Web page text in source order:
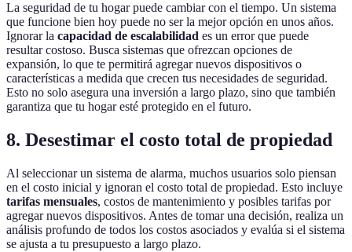
La seguridad de tu hogar puede cambiar con el tiempo. Un sistema
que funcione bien hoy puede no ser la mejor opción en unos años.
Ignorar la capacidad de escalabilidad es un error que puede
resultar costoso. Busca sistemas que ofrezcan opciones de
expansión, lo que te permitirá agregar nuevos dispositivos o
características a medida que crecen tus necesidades de seguridad.
Esto no solo asegura una inversión a largo plazo, sino que también
garantiza que tu hogar esté protegido en el futuro.
8. Desestimar el costo total de propiedad
Al seleccionar un sistema de alarma, muchos usuarios solo piensan
en el costo inicial y ignoran el costo total de propiedad. Esto incluye
tarifas mensuales, costos de mantenimiento y posibles tarifas por
agregar nuevos dispositivos. Antes de tomar una decisión, realiza un
análisis profundo de todos los costos asociados y evalúa si el sistema
se ajusta a tu presupuesto a largo plazo.